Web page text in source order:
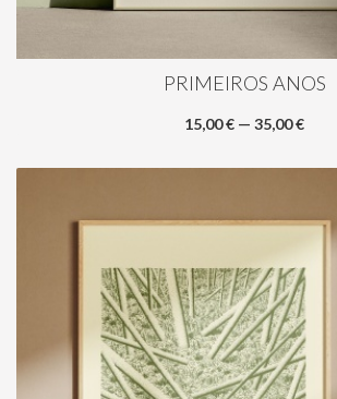
PRIMEIROS ANOS
15,00 € — 35,00 €